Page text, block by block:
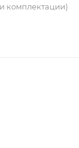
комплектации)